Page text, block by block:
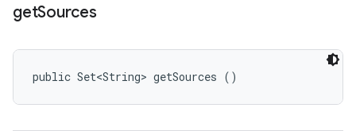
getSources
public Set<String> getSources ()